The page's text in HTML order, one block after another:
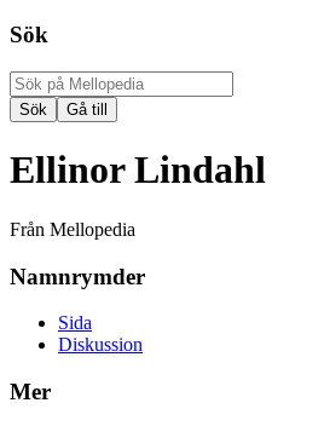
Sök
Ellinor Lindahl
Från Mellopedia
Namnrymder
Sida
Diskussion
Mer